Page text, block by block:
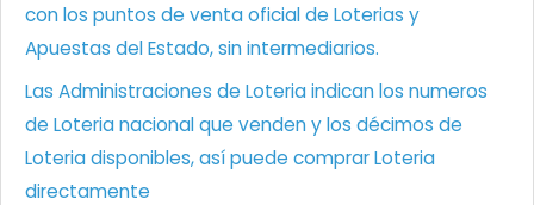
con los puntos de venta oficial de Loterias y
Apuestas del Estado, sin intermediarios.
Las Administraciones de Loteria indican los numeros
de Loteria nacional que venden y los décimos de
Loteria disponibles, así puede comprar Loteria
directamente